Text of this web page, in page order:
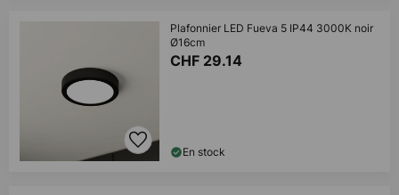
Plafonnier LED Fueva 5 IP44 3000K noir
Ø16cm
CHF 29.14
En stock